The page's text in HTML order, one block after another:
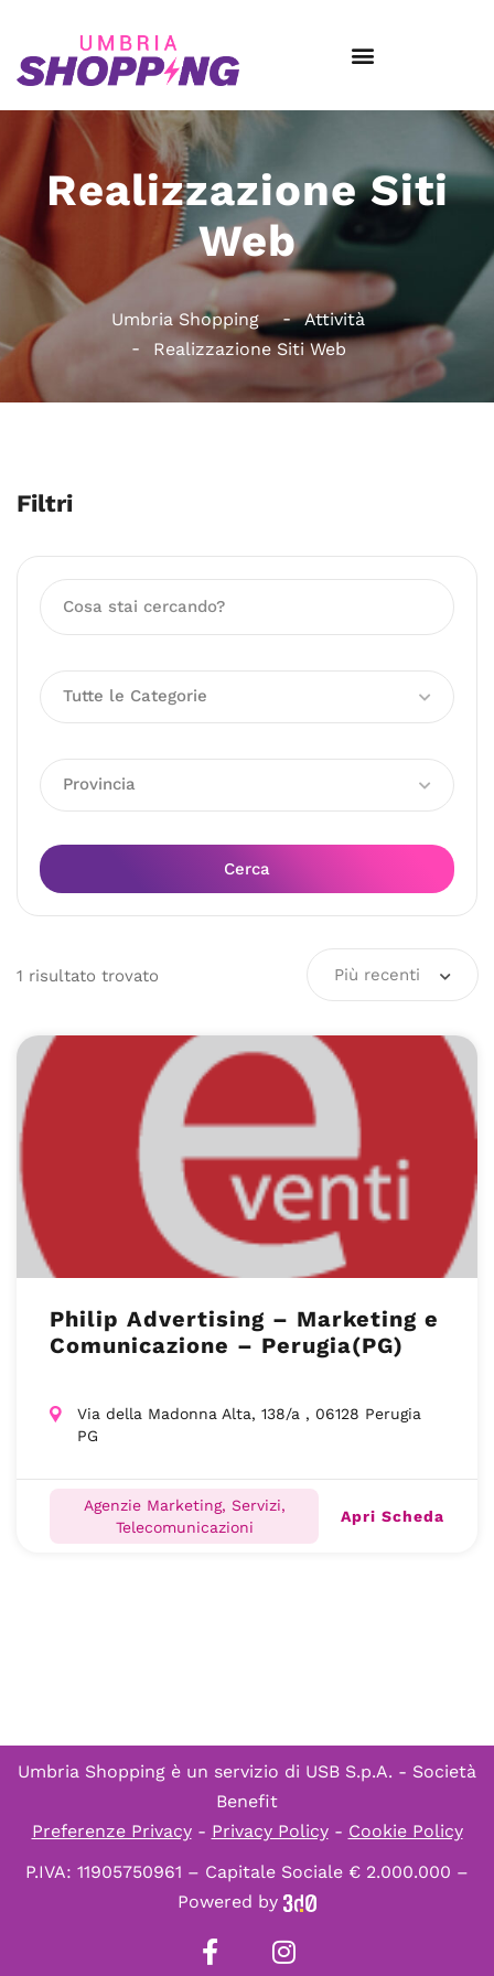
Realizzazione Siti
Web
Umbria Shopping
Attività
Realizzazione Siti Web
Filtri
Tutte le Categorie
Provincia
Cerca
1 risultato trovato Più recenti
Philip Advertising – Marketing e
Comunicazione – Perugia(PG)
Via della Madonna Alta, 138/a , 06128 Perugia
PG
Agenzie Marketing, Servizi,
Telecomunicazioni
Apri Scheda
Umbria Shopping è un servizio di USB S.p.A. - Società
Benefit
Preferenze Privacy- Privacy Policy- Cookie Policy
P.IVA: 11905750961 – Capitale Sociale € 2.000.000 –
Powered by